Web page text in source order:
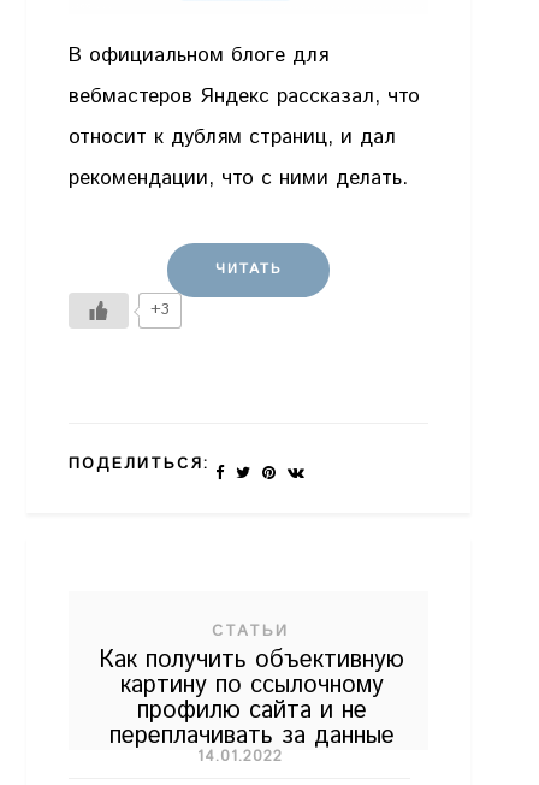
В официальном блоге для
вебмастеров Яндекс рассказал, что
относит к дублям страниц, и дал
рекомендации, что с ними делать.
ЧИТАТЬ
+3
ПОДЕЛИТЬСЯ:
СТАТЬИ
Как получить объективную
картину по ссылочному
профилю сайта и не
переплачивать за данные
14.01.2022